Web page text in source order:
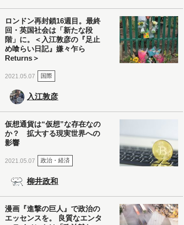
ロンドン再封鎖16週目。最終
回・英国社会は「新たな段
階」に。＜入江敦彦の『足止
め喰らい日記』嫌々乍ら
Returns＞
2021.05.07 国際
入江敦彦
仮想通貨は“仮想”な存在なの
か？ 拡大する現実世界への
影響
2021.05.07 政治・経済
柳井政和
漫画『進撃の巨人』で政治の
エッセンスを。 良質なエンタ